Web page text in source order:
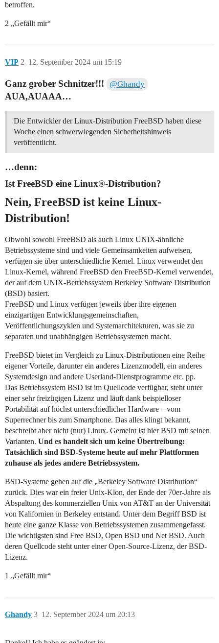
betroffen.
2 „Gefällt mir“
VIP 12. September 2024 um 15:19
2
Ganz grober Schnitzer!!! @Ghandy
AUA,AUAAA…
Die Entwickler der Linux-Distribution FreeBSD haben diese
Woche einen schwerwiegenden Sicherheitshinweis
veröffentlicht.
…denn:
Ist FreeBSD eine Linux®-Distribution?
Nein, FreeBSD ist keine Linux-
Distribution!
Obwohl sowohl FreeBSD als auch Linux UNIX-ähnliche
Betriebssysteme sind und viele Gemeinsamkeiten aufweisen,
verfügen sie über unterschiedliche Kernel. Linux verwendet den
Linux-Kernel, während FreeBSD den FreeBSD-Kernel verwendet,
der auf dem UNIX-Betriebssystem Berkeley Software Distribution
(BSD) basiert.
FreeBSD und Linux verfügen jeweils über ihre eigenen
einzigartigen Entwicklungsgemeinschaften,
Veröffentlichungszyklen und Systemarchitekturen, was sie zu
separaten und unabhängigen Betriebssystemen macht.
FreeBSD bietet im Vergleich zu Linux-Distributionen eine Reihe
eigener Vorteile, darunter ein anderes Lizenzmodell, ein anderes
Systemdesign und andere Userland-Dienstprogramme etc. pp.
Das Betriebssystem BSD ist im Quellcode verfügbar, steht unter
einer sehr freizügigen Lizenz und läuft dank beispielloser
Portabilität auf höchst unterschiedlicher Hardware – vom
Superrechner bis zum Smartphone. Das alles klingt bekannt,
beschreibt aber nicht (nur) Linux. Gemeint ist hier BSD mit seinen
Varianten. Und es handelt sich um keine Übertreibung:
Tatsächlich sind BSD-Systeme heute auf mehr Plattformen
zuhause als jedes andere Betriebssystem.
BSD-Systeme gehen auf die „Berkeley Software Distribution“
zurück. Dies war ein freier Unix-Klon, der Ende der 70er-Jahre als
Abspaltung des kommerziellen Unix von AT&T an der Universität
von Kalifornien in Berkeley entstand. Unter dem Begriff BSD ist
heute eine ganze Klasse von Betriebssystemen zusammengefasst.
Die wichtigsten sind Free BSD, Open BSD und Net BSD. Auch
deren Quellcode steht unter einer Open-Source-Lizenz, der BSD-
Lizenz.
1 „Gefällt mir“
Ghandy 12. September 2024 um 20:13
3